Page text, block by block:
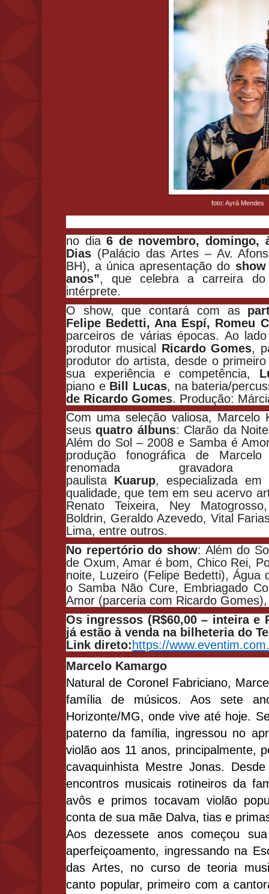
foto: Ayrá Mendes
no dia6 de novembro, domingo,
Dias (Palácio das Artes – Av.
BH), a única apresentação do
anos”, que celebra a carreira do
intérprete.
O show, que contará com as
Felipe Bedetti, Ana Espí, Romeu
parceiros de várias épocas. Ao
produtor musical Ricardo Gomes,
produtor do artista, desde o
sua experiência e competência,
piano e Bill Lucas, na bateria/
de Ricardo Gomes. Produção:
Com uma seleção valiosa, Marcelo
seusquatro álbuns: Clarão da
Além do Sol – 2008 e Samba é
produção fonográfica de
renomada
paulista Kuarup, especializada
qualidade, que tem em seu acervo
Renato Teixeira, Ney
Boldrin, Geraldo Azevedo, Vital
Lima, entre outros.
No repertório do show: Além do
de Oxum, Amar é bom, Chico Rei,
noite, Luzeiro (Felipe Bedetti), Água
o Samba Não Cure, Embriagado
Amor (parceria com Ricardo
Os ingressos (R$60,00 – inteira e
já estão à venda na bilheteria do
Link direto:https://www.eventim.
Marcelo Kamargo
Natural de Coronel Fabriciano,
família de músicos. Aos sete
Horizonte/MG, onde vive até hoje.
paterno da família, ingressou no
violão aos 11 anos, principalmente,
cavaquinhista Mestre Jonas.
encontros musicais rotineiros da
avôs e primos tocavam violão
conta de sua mãe Dalva, tias e
Aos dezessete anos começou
aperfeiçoamento, ingressando na
das Artes, no curso de teoria
canto popular, primeiro com a